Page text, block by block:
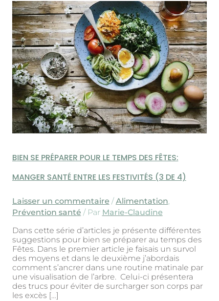
BIEN SE PRÉPARER POUR LE TEMPS DES FÊTES:
MANGER SANTÉ ENTRE LES FESTIVITÉS​ (3 DE 4)
Laisser un commentaire / Alimentation,
Prévention santé / Par Marie-Claudine
Dans cette série d’articles je présente différentes
suggestions pour bien se préparer au temps des
Fêtes. Dans le premier article je faisais un survol
des moyens et dans le deuxième j’abordais
comment s’ancrer dans une routine matinale par
une visualisation de l’arbre. Celui-ci présentera
des trucs pour éviter de surcharger son corps par
les excès […]
bien
se
préparer
pour
le
temps
des
fêtes:
manger
santé
entre
les
festivités​
(3
de